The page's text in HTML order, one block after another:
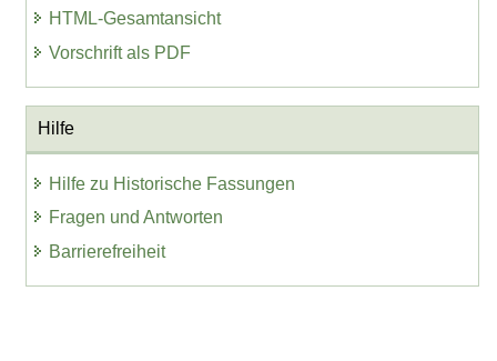
HTML-Gesamtansicht
Vorschrift als PDF
Hilfe
Hilfe zu Historische Fassungen
Fragen und Antworten
Barrierefreiheit